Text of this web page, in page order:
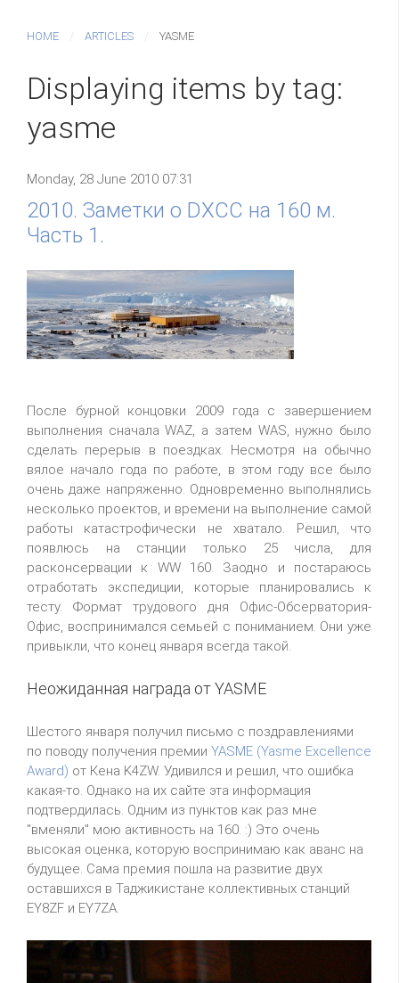
HOME ARTICLES YASME
Displaying items by tag:
yasme
Monday, 28 June 2010 07:31
2010. Заметки о DXCC на 160 м.
Часть 1.
После бурной концовки 2009 года с завершением
выполнения сначала WAZ, а затем WAS, нужно было
сделать перерыв в поездках. Несмотря на обычно
вялое начало года по работе, в этом году все было
очень даже напряженно. Одновременно выполнялись
несколько проектов, и времени на выполнение самой
работы катастрофически не хватало. Решил, что
появлюсь на станции только 25 числа, для
расконсервации к WW 160. Заодно и постараюсь
отработать экспедиции, которые планировались к
тесту. Формат трудового дня Офис-Обсерватория-
Офис, воспринимался семьей с пониманием. Они уже
привыкли, что конец января всегда такой.
Неожиданная награда от YASME
Шестого января получил письмо с поздравлениями
по поводу получения премии YASME (Yasme Excellence
Award) от Кена K4ZW. Удивился и решил, что ошибка
какая-то. Однако на их сайте эта информация
подтвердилась. Одним из пунктов как раз мне
"вменяли" мою активность на 160. :) Это очень
высокая оценка, которую воспринимаю как аванс на
будущее. Сама премия пошла на развитие двух
оставшихся в Таджикистане коллективных станций
EY8ZF и EY7ZA.